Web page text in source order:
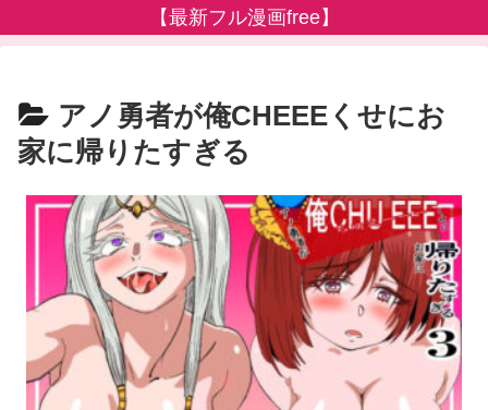
【最新フル漫画free】
アノ勇者が俺CHEEEくせにお
家に帰りたすぎる